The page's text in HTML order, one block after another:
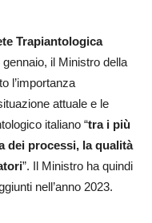
Trapiantologica
il Ministro della
l’importanza
attuale e le
italiano “tra i più
dei processi, la qualità
”. Il Ministro ha quindi
nell’anno 2023.